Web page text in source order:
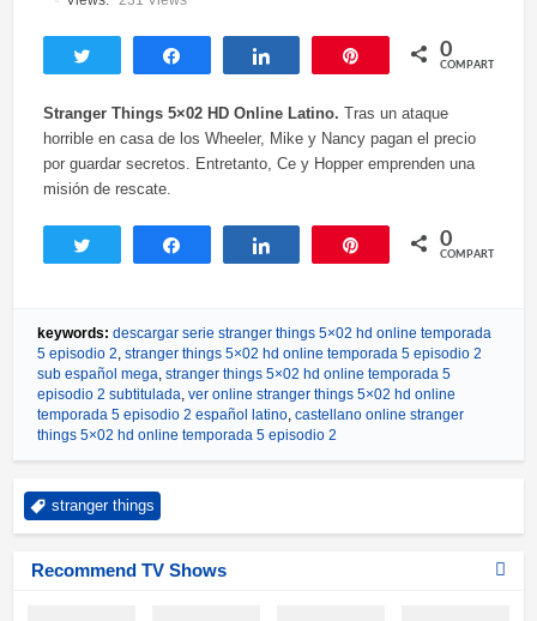
Twittear Compartir Compartir 0
COMPARTIR
Stranger Things 5×02 HD Online Latino. Tras un ataque
horrible en casa de los Wheeler, Mike y Nancy pagan el precio
por guardar secretos. Entretanto, Ce y Hopper emprenden una
misión de rescate.
Twittear Compartir Compartir 0
COMPARTIR
keywords: descargar serie stranger things 5×02 hd online temporada
5 episodio 2, stranger things 5×02 hd online temporada 5 episodio 2
sub español mega, stranger things 5×02 hd online temporada 5
episodio 2 subtitulada, ver online stranger things 5×02 hd online
temporada 5 episodio 2 español latino, castellano online stranger
things 5×02 hd online temporada 5 episodio 2
stranger things
Recommend TV Shows